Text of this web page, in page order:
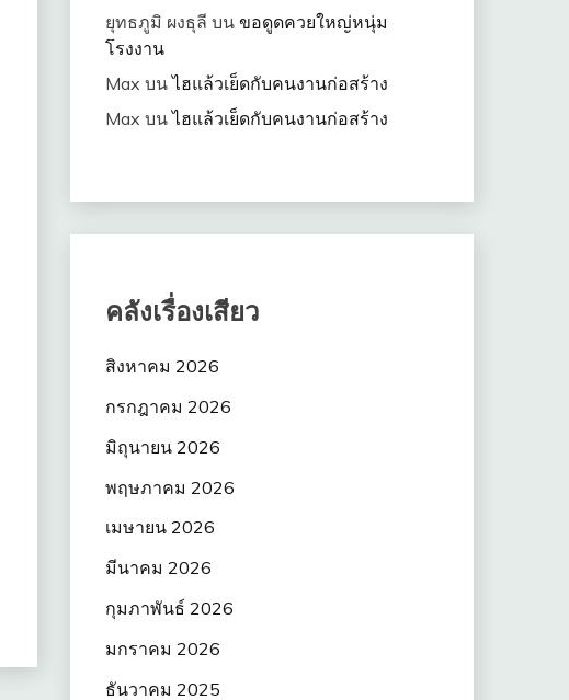
ยุทธภูมิ ผงธุลี บน ขอดูดควยใหญ่หนุ่ม
โรงงาน
Max บนไฮแล้วเย็ดกับคนงานก่อสร้าง
Max บนไฮแล้วเย็ดกับคนงานก่อสร้าง
คลังเรื่องเสียว
สิงหาคม 2026
กรกฎาคม 2026
มิถุนายน 2026
พฤษภาคม 2026
เมษายน 2026
มีนาคม 2026
กุมภาพันธ์ 2026
มกราคม 2026
ธันวาคม 2025